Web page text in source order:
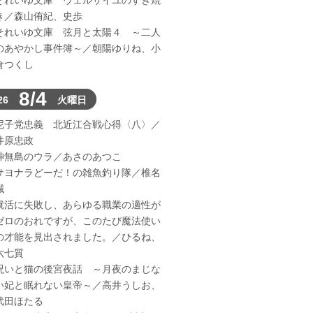
／森山侑紀、史歩
れいゆ文庫 弦月と太陽４ ～二人
あやかし事件簿～／朝陽ゆりね、小
つくし
8/4 火曜日
子党忠義 北近江合戦心得〈八〉／
原忠政
無島のウラ／あさのあつこ
ヨナラどーだ！の雑魚釣り隊／椎名
活に失敗し、あらゆる職業の適性が
ロのおれですが、このたび魔法使い
才能を見出されました。／ひるね、
七質
いと猫の後宮夜話 ～月夜のまじな
妃と眠れない皇帝～／高井うしお、
田ほたる